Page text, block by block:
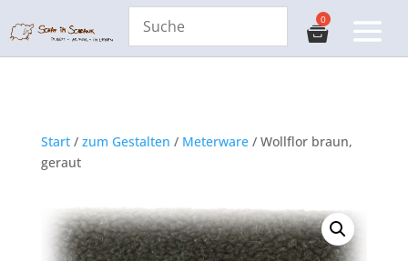
Start/ zum Gestalten / Meterware/ Wollflor braun,
geraut